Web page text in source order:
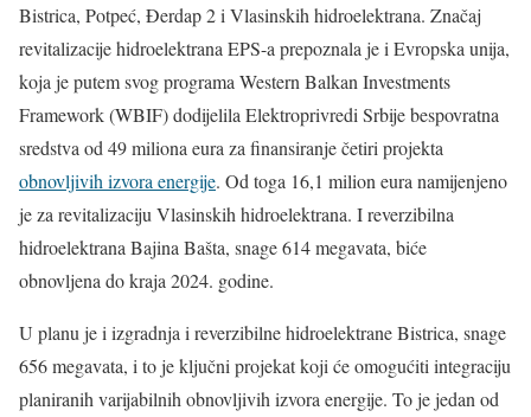
Bistrica, Potpeć, Đerdap 2 i Vlasinskih hidroelektrana. Značaj
revitalizacije hidroelektrana EPS-a prepoznala je i Evropska unija,
koja je putem svog programa Western Balkan Investments
Framework (WBIF) dodijelila Elektroprivredi Srbije bespovratna
sredstva od 49 miliona eura za finansiranje četiri projekta
obnovljivih izvora energije. Od toga 16,1 milion eura namijenjeno
je za revitalizaciju Vlasinskih hidroelektrana. I reverzibilna
hidroelektrana Bajina Bašta, snage 614 megavata, biće
obnovljena do kraja 2024. godine.
U planu je i izgradnja i reverzibilne hidroelektrane Bistrica, snage
656 megavata, i to je ključni projekat koji će omogućiti integraciju
planiranih varijabilnih obnovljivih izvora energije. To je jedan od